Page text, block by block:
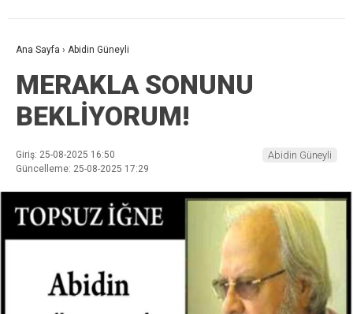
Ana Sayfa › Abidin Güneyli
MERAKLA SONUNU
BEKLİYORUM!
Giriş: 25-08-2025 16:50
Güncelleme: 25-08-2025 17:29
Abidin Güneyli